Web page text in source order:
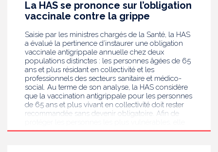
enceintes à la suite de ce dépistage. Objectif :
réduire les risques de transmission au futur bébé.
La HAS se prononce sur l’obligation
vaccinale contre la grippe
Saisie par les ministres chargés de la Santé, la HAS
a évalué la pertinence d’instaurer une obligation
vaccinale antigrippale annuelle chez deux
populations distinctes : les personnes âgées de 65
ans et plus résidant en collectivité et les
professionnels des secteurs sanitaire et médico-
social. Au terme de son analyse, la HAS considère
que la vaccination antigrippale pour les personnes
de 65 ans et plus vivant en collectivité doit rester
recommandée sans devenir obligatoire. Afin de
recommande en revanche la mise en place d’une